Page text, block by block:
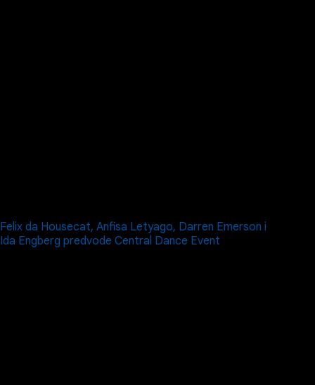
Felix da Housecat, Anfisa Letyago, Darren Emerson i
Ida Engberg predvode Central Dance Event